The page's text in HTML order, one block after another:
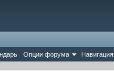
Опции форума Навигация